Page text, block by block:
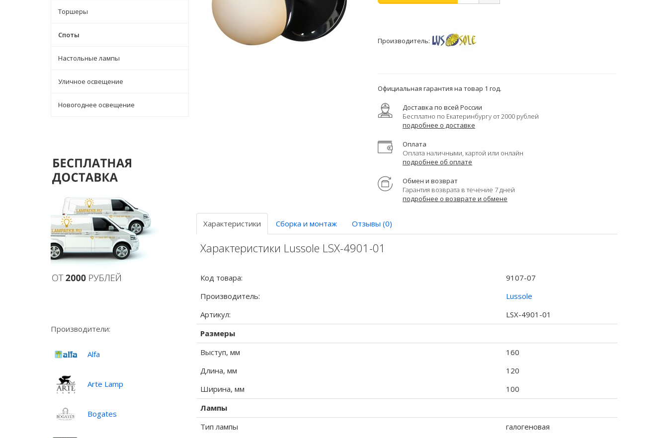
Торшеры
Споты
Настольные лампы
Уличное освещение
Новогоднее освещение
Производители:
Alfa
Arte Lamp
Bogates
Производитель:
Официальная гарантия на товар 1 год.
Доставка по всей России
Бесплатно по Екатеринбургу от 2000 рублей
подробнее о доставке
Оплата
Оплата наличными, картой или онлайн
подробнее об оплате
Обмен и возврат
Гарантия возврата в течение 7 дней
подробнее о возврате и обмене
Характеристики Сборка и монтаж Отзывы (0)
Характеристики Lussole LSX-4901-01
Код товара:
9107-07
Производитель:
Lussole
Артикул:
LSX-4901-01
Размеры
Выступ, мм
160
Длина, мм
120
Ширина, мм
100
Лампы
Тип лампы
галогеновая